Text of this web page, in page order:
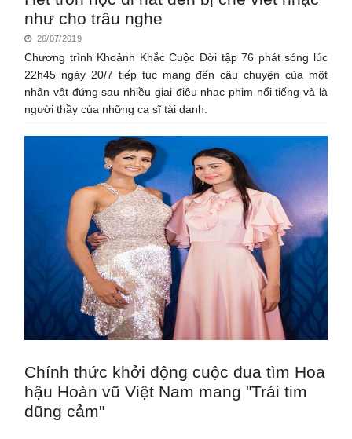
như cho trâu nghe
26/07/2019
Chương trình Khoảnh Khắc Cuộc Đời tập 76 phát sóng lúc
22h45 ngày 20/7 tiếp tục mang đến câu chuyện của một
nhân vật đứng sau nhiều giai điệu nhạc phim nổi tiếng và là
người thầy của những ca sĩ tài danh.
Chính thức khởi động cuộc đua tìm Hoa
hậu Hoàn vũ Việt Nam mang "Trái tim
dũng cảm"